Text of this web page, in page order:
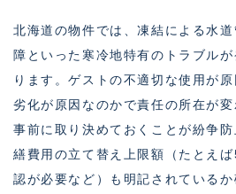
北海道の物件では、凍結による水
障といった寒冷地特有のトラブル
ります。ゲストの不適切な使用が
劣化が原因なのかで責任の所在が
事前に取り決めておくことが紛争
繕費用の立て替え上限額（たとえ
認が必要など）も明記されているか